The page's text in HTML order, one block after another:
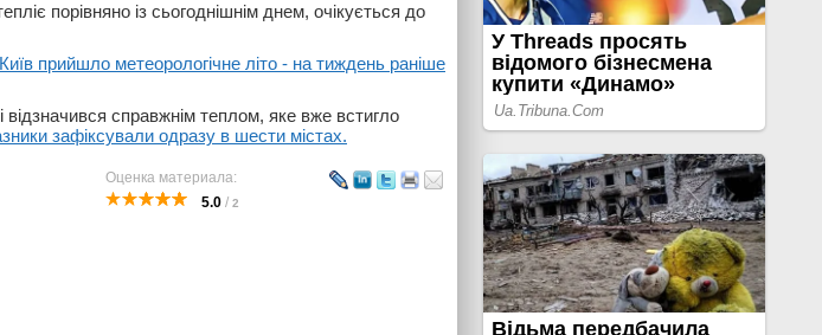
порівняно із сьогоднішнім днем, очікується до
Київ прийшло метеорологічне літо - на тиждень раніше
справжнім теплом, яке вже встигло
зафіксували одразу в шести містах.
Оценка материала:
5.0 / 2